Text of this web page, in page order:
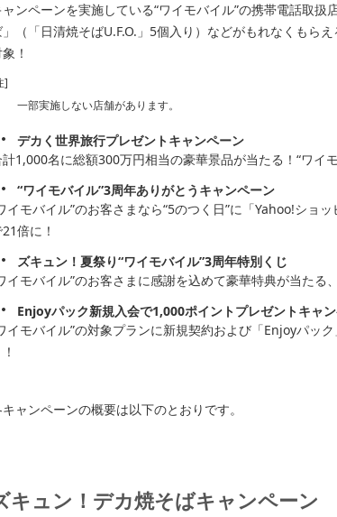
ンペーンを実施している“ワイモバイル”の携帯電話取
（「日清焼そばU.F.O.」5個入り）などがもれなくもら
！
]
一部実施しない店舗があります。
デカく世界旅行プレゼントキャンペーン
1,000名に総額300万円相当の豪華景品が当たる！“ワイ
“ワイモバイル”3周年ありがとうキャンペーン
イモバイル”のお客さまなら“5のつく日”に「Yahoo!ショ
倍に！
ズキュン！夏祭り“ワイモバイル”3周年特別くじ
イモバイル”のお客さまに感謝を込めて豪華特典が当たる
Enjoyパック新規入会で1,000ポイントプレゼントキャ
イモバイル”の対象プランに新規契約および「Enjoyパッ
ャンペーンの概要は以下のとおりです。
キュン！デカ焼そばキャンペーン